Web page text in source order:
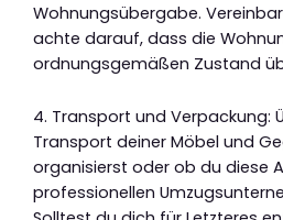
Wohnungsübergabe.
achte darauf, dass die
ordnungsgemäßen Zustand
4. Transport und Verpackung:
Transport deiner Möbel und
organisierst oder ob du diese
professionellen